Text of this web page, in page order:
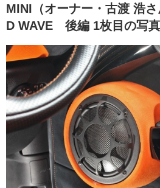
カーオーディオニュース
その他
カスタマイズニュース
カーグッズ特集記事
カーグッズニュース
自動車
スクープ
MINI（オーナー・古渡
D WAVE 後編 1枚目の写